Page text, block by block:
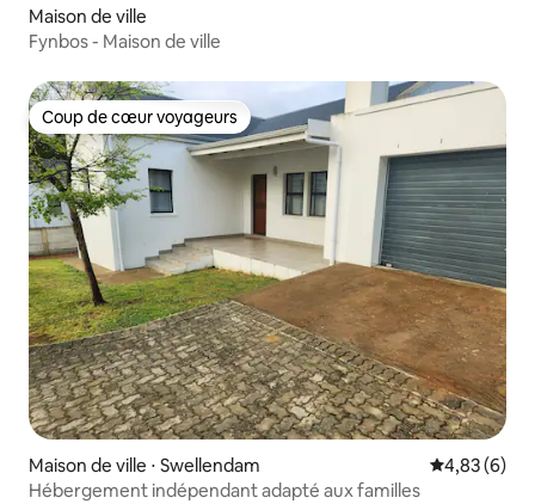
Maison de ville
Fynbos - Maison de ville
Coup de cœur voyageurs
Coup de cœur voyageurs
Maison de ville ⋅ Swellendam Évaluation
4,83 (6)
Hébergement indépendant adapté aux familles